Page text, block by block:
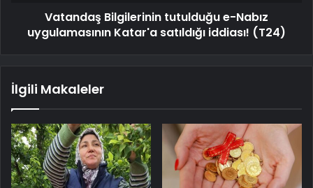
Vatandaş Bilgilerinin tutulduğu e-Nabız
uygulamasının Katar'a satıldığı iddiası! (T24)
İlgili Makaleler